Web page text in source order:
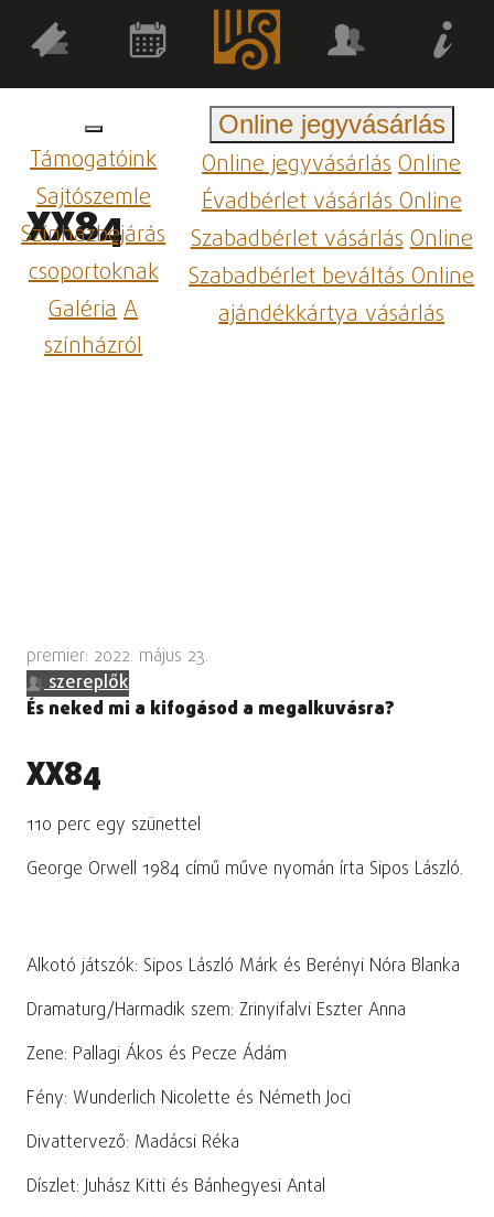
Támogatóink
Sajtószemle
Színházbejárás
csoportoknak
GalériaA
színházról
Online jegyvásárlás
Online jegyvásárlásOnline
Évadbérlet vásárlásOnline
Szabadbérlet vásárlásOnline
Szabadbérlet beváltásOnline
ajándékkártya vásárlás
XX84
premier: 2022. május 23.
szereplők
És neked mi a kifogásod a megalkuvásra?
XX84
110 perc egy szünettel
George Orwell 1984 című műve nyomán írta Sipos László.
Alkotó játszók: Sipos László Márk és Berényi Nóra Blanka
Dramaturg/Harmadik szem: Zrinyifalvi Eszter Anna
Zene: Pallagi Ákos és Pecze Ádám
Fény: Wunderlich Nicolette és Németh Joci
Divattervező: Madácsi Réka
Díszlet: Juhász Kitti és Bánhegyesi Antal